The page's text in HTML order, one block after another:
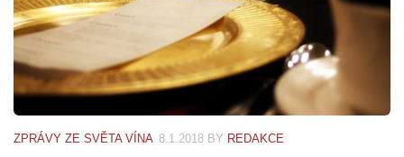
ZPRÁVY ZE SVĚTA VÍNA 8.1.2018 BY REDAKCE